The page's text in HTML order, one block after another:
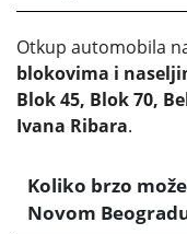
Otkup automobila
blokovima i
Blok 45, Blok 70,
Ivana Ribara.
Koliko brzo
Novom